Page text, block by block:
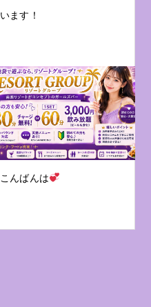
います！
こんばんは